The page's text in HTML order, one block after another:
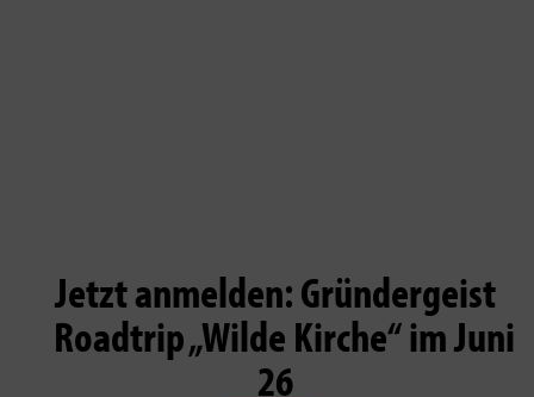
Jetzt anmelden: Gründergeist
Roadtrip „Wilde Kirche“ im Juni
26